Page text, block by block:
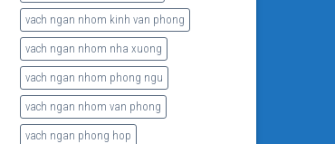
vach ngan nhom kinh van phong
vach ngan nhom nha xuong
vach ngan nhom phong ngu
vach ngan nhom van phong
vach ngan phong hop